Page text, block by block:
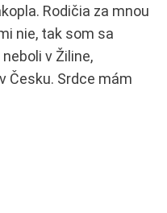
Rodičia za mnou
nie, tak som sa
v Žiline,
Česku. Srdce mám